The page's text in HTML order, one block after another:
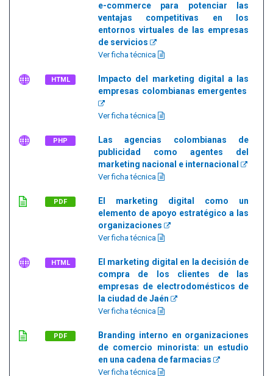
e-commerce para potenciar las
ventajas competitivas en los
entornos virtuales de las empresas
de servicios
Ver ficha técnica
HTML
Impacto del marketing digital a las
empresas colombianas emergentes
Ver ficha técnica
PHP
Las agencias colombianas de
publicidad como agentes del
marketing nacional e internacional
Ver ficha técnica
PDF
El marketing digital como un
elemento de apoyo estratégico a las
organizaciones
Ver ficha técnica
HTML
El marketing digital en la decisión de
compra de los clientes de las
empresas de electrodomésticos de
la ciudad de Jaén
Ver ficha técnica
PDF
Branding interno en organizaciones
de comercio minorista: un estudio
en una cadena de farmacias
Ver ficha técnica